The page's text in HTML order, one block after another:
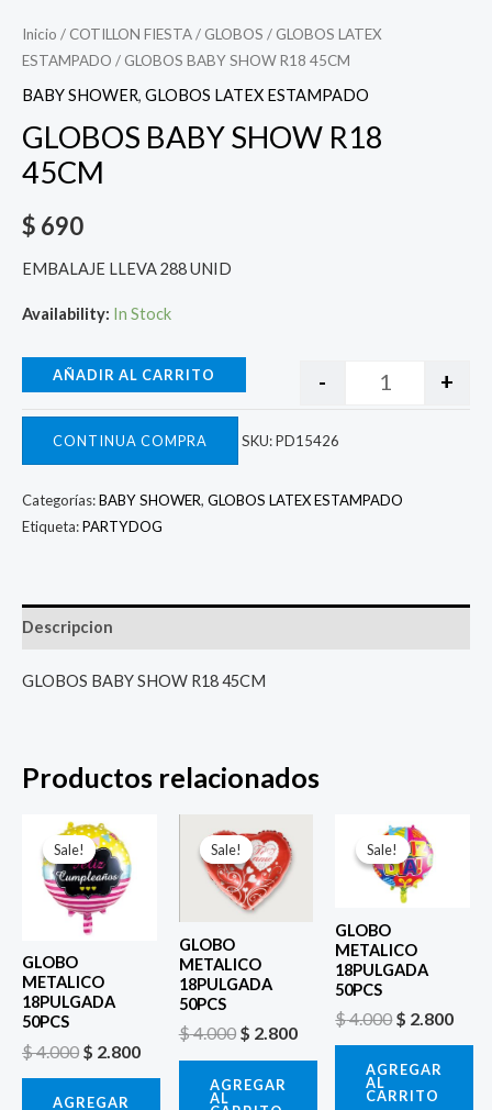
Inicio / COTILLON FIESTA/ GLOBOS / GLOBOS LATEX
ESTAMPADO / GLOBOS BABY SHOW R18 45CM
BABY SHOWER, GLOBOS LATEX ESTAMPADO
GLOBOS BABY SHOW R18
45CM
$ 690
EMBALAJE LLEVA 288 UNID
Availability: In Stock
- +
AÑADIR AL CARRITO
CONTINUA COMPRA SKU:PD15426
Categorías:BABY SHOWER, GLOBOS LATEX ESTAMPADO
Etiqueta:PARTYDOG
Descripcion
GLOBOS BABY SHOW R18 45CM
Productos relacionados
Sale!
Sale!
GLOBO
METALICO
18PULGADA
50PCS
$4.000
El
precio
original
era:
$ 4.000.
$ 2.800
AGREGAR
Sale!
Sale!
GLOBO
METALICO
18PULGADA
50PCS
$4.000
precio
original
era:
$ 4.000.
$ 2.800
AGREGAR
AL
Sale!
Sale!
GLOBO
METALICO
18PULGADA
50PCS
$4.000
El
precio
original
era:
$ 2.800
AGREGAR
AL
CARRITO